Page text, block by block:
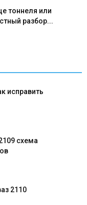
тоннеля или
разбор...
исправить
схема
2110